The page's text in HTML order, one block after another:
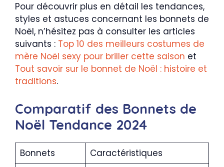
Pour découvrir plus en détail les tendances,
styles et astuces concernant les bonnets de
Noël, n’hésitez pas à consulter les articles
suivants : Top 10 des meilleurs costumes de
mère Noël sexy pour briller cette saison et
Tout savoir sur le bonnet de Noël : histoire et
traditions.
Comparatif des Bonnets de
Noël Tendance 2024
Bonnets Caractéristiques